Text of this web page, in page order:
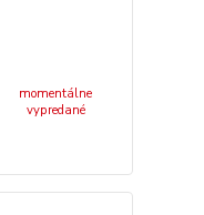
momentálne
vypredané